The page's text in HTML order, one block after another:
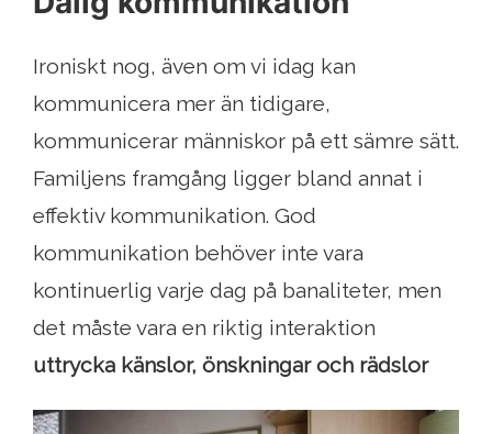
Ironiskt nog, även om vi idag kan
kommunicera mer än tidigare,
kommunicerar människor på ett sämre sätt.
Familjens framgång ligger bland annat i
effektiv kommunikation. God
kommunikation behöver inte vara
kontinuerlig varje dag på banaliteter, men
det måste vara en riktig interaktion
uttrycka känslor, önskningar och rädslor